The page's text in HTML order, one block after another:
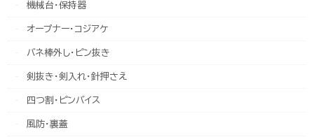
機械台・保持器
オープナー・コジアケ
バネ棒外し・ピン抜き
剣抜き・剣入れ・針押さえ
四つ割・ピンバイス
風防・裏蓋